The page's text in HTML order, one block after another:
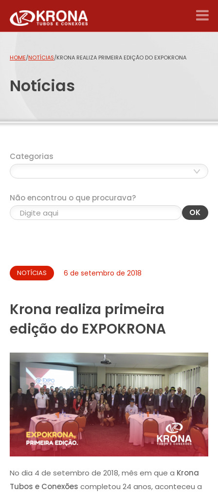
HOME/NOTÍCIAS/KRONA REALIZA PRIMEIRA EDIÇÃO DO EXPOKRONA
Notícias
Categorias
Não encontrou o que procurava?
OK
NOTÍCIAS 6 de setembro de 2018
Krona realiza primeira
edição do EXPOKRONA
No dia 4 de setembro de 2018, mês em que a Krona
Tubos e Conexões completou 24 anos, aconteceu a